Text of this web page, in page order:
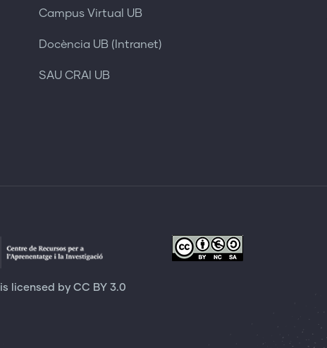
Campus Virtual UB
Docència UB (Intranet)
SAU CRAI UB
is licensed by CC BY 3.0